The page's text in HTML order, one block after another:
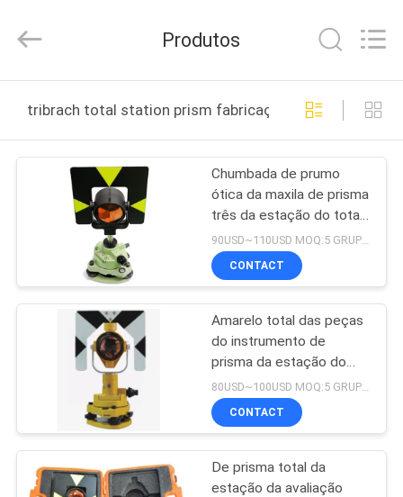
PRODUTOS
SOBRE
EXCURSÃO
FÁBRICA
CONTROLE
DA
QUALIDADE
Survey
Instrument
Rights
Produtos
tribrach total station prism fabricação online
Chumbada de prumo
ótica da maxila de prisma
três da estação do total
de Tribrach
90USD~110USD MOQ:5 GRUPOS
CONTACT
Amarelo total das peças
do instrumento de
prisma da estação do
adaptador de Tribrach
CONTACT
De prisma total da
estação da avaliação